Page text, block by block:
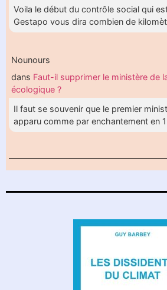
Voila le début du contrôle social qui
Gestapo vous dira combien de
Nounours
dans Faut-il supprimer le ministère de
écologique ?
Il faut se souvenir que le premier
apparu comme par enchantement en